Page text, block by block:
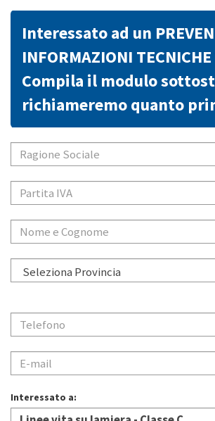
Interessato ad un
INFORMAZIONI TECNICHE
Compila il modulo
richiameremo quanto
Interessato a: